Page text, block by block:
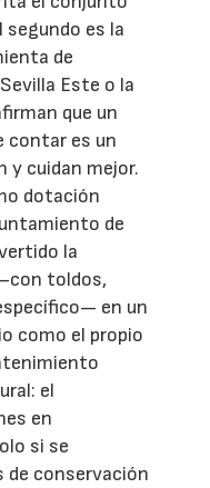
segundo es la
de
Este o la
que un
contar es un
y cuidan mejor.
dotación
de
la
toldos,
en un
como el propio
el
en
si se
de conservación